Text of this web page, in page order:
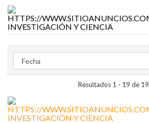
INVESTIGACIÓN Y CIENCIA
Resultados 1 - 19 de 19
INVESTIGACIÓN Y CIENCIA